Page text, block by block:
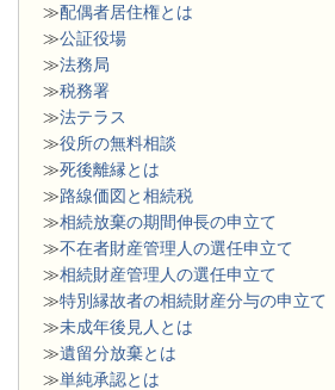
≫配偶者居住権とは
≫公証役場
≫法務局
≫税務署
≫法テラス
≫役所の無料相談
≫死後離縁とは
≫路線価図と相続税
≫相続放棄の期間伸長の申立て
≫不在者財産管理人の選任申立て
≫相続財産管理人の選任申立て
≫特別縁故者の相続財産分与の申立て
≫未成年後見人とは
≫遺留分放棄とは
≫単純承認とは